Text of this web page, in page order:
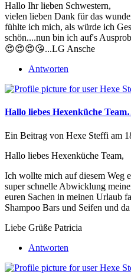
Hallo Ihr lieben Schwestern,
vielen lieben Dank für das
fühlte ich mich, als würde ich
schön....nun bin ich auf's
😍😍😍😘...LG Ansche
Antworten
Hallo liebes Hexenküche
Ein Beitrag von Hexe Steffi am
Hallo liebes Hexenküche Team,
Ich wollte mich auf diesem Weg
super schnelle Abwicklung
euren Sachen in meinen Urlaub
Shampoo Bars und Seifen und
Liebe Grüße Patricia
Antworten